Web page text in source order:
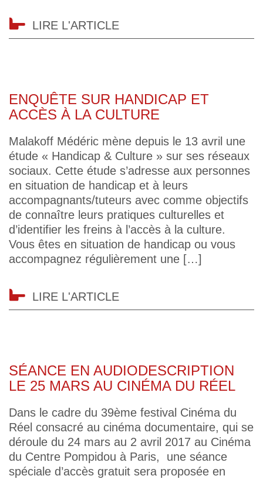
LIRE L'ARTICLE
ENQUÊTE SUR HANDICAP ET
ACCÈS À LA CULTURE
Malakoff Médéric mène depuis le 13 avril une
étude « Handicap & Culture » sur ses réseaux
sociaux. Cette étude s’adresse aux personnes
en situation de handicap et à leurs
accompagnants/tuteurs avec comme objectifs
de connaître leurs pratiques culturelles et
d’identifier les freins à l’accès à la culture.
Vous êtes en situation de handicap ou vous
accompagnez régulièrement une […]
LIRE L'ARTICLE
SÉANCE EN AUDIODESCRIPTION
LE 25 MARS AU CINÉMA DU RÉEL
Dans le cadre du 39ème festival Cinéma du
Réel consacré au cinéma documentaire, qui se
déroule du 24 mars au 2 avril 2017 au Cinéma
du Centre Pompidou à Paris, une séance
spéciale d’accès gratuit sera proposée en